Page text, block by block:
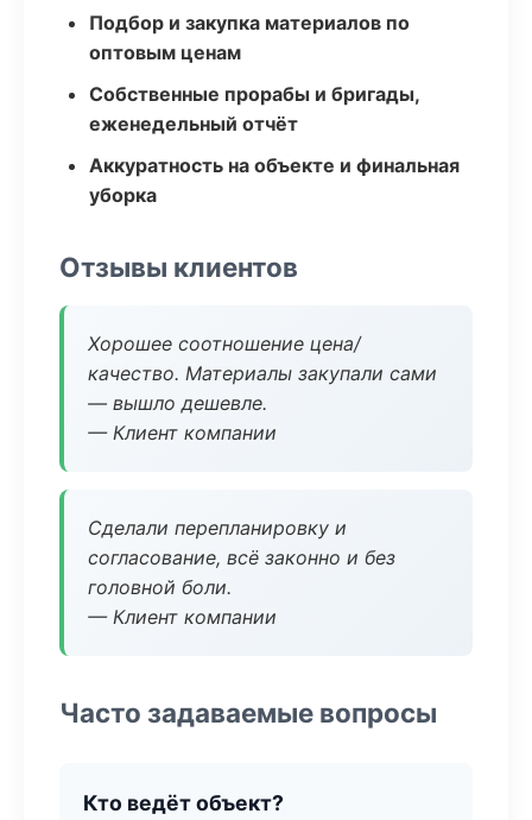
Подбор и закупка материалов по
оптовым ценам
Собственные прорабы и бригады,
еженедельный отчёт
Аккуратность на объекте и финальная
уборка
Отзывы клиентов
Хорошее соотношение цена/
качество. Материалы закупали сами
— вышло дешевле.
— Клиент компании
Сделали перепланировку и
согласование, всё законно и без
головной боли.
— Клиент компании
Часто задаваемые вопросы
Кто ведёт объект?